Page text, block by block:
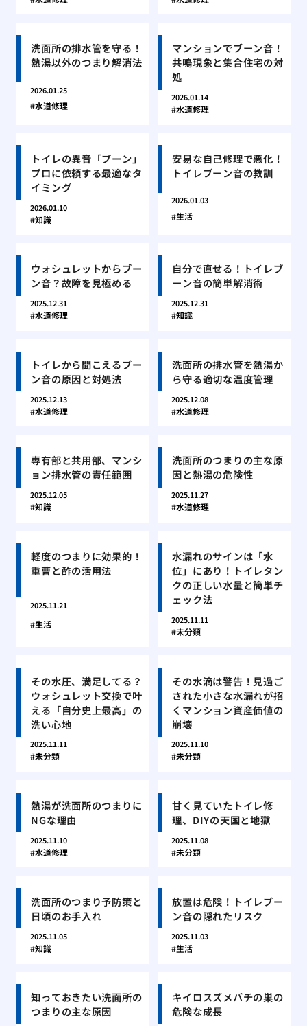
洗面所の排水管を守る！
熱湯以外のつまり解消法
2026.01.25
水道修理
マンションでブーン音！
共鳴現象と集合住宅の対
処
2026.01.14
水道修理
トイレの異音「ブーン」
プロに依頼する最適なタ
イミング
2026.01.10
知識
安易な自己修理で悪化！
トイレブーン音の教訓
2026.01.03
生活
ウォシュレットからブー
ン音？故障を見極める
2025.12.31
水道修理
自分で直せる！トイレブ
ーン音の簡単解消術
2025.12.31
知識
トイレから聞こえるブー
ン音の原因と対処法
2025.12.13
水道修理
洗面所の排水管を熱湯か
ら守る適切な温度管理
2025.12.08
水道修理
専有部と共用部、マンシ
ョン排水管の責任範囲
2025.12.05
知識
洗面所のつまりの主な原
因と熱湯の危険性
2025.11.27
水道修理
軽度のつまりに効果的！
重曹と酢の活用法
2025.11.21
生活
水漏れのサインは「水
位」にあり！トイレタン
クの正しい水量と簡単チ
ェック法
2025.11.11
未分類
その水圧、満足してる？
ウォシュレット交換で叶
える「自分史上最高」の
洗い心地
2025.11.11
未分類
その水滴は警告！見過ご
された小さな水漏れが招
くマンション資産価値の
崩壊
2025.11.10
未分類
熱湯が洗面所のつまりに
NGな理由
2025.11.10
水道修理
甘く見ていたトイレ修
理、DIYの天国と地獄
2025.11.08
未分類
洗面所のつまり予防策と
日頃のお手入れ
2025.11.05
知識
放置は危険！トイレブー
ン音の隠れたリスク
2025.11.03
生活
知っておきたい洗面所の
つまりの主な原因
キイロスズメバチの巣の
危険な成長